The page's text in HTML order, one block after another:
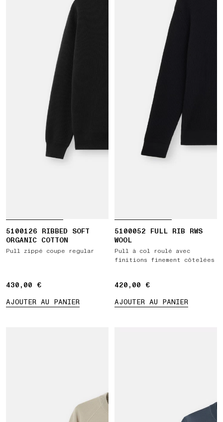
5100126 RIBBED SOFT
ORGANIC COTTON
Pull zippé coupe regular
430,00 €
430,00 €
AJOUTER AU PANIER
5100052 FULL RIB RWS
WOOL
Pull à col roulé avec
finitions finement côtelées
420,00 €
420,00 €
AJOUTER AU PANIER